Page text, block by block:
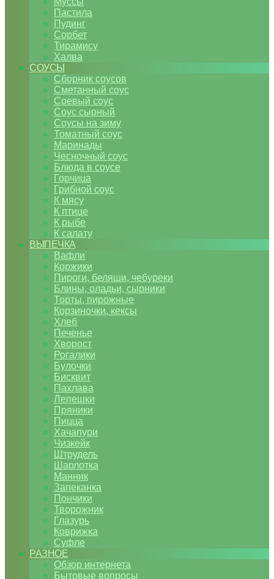
Пастила
Пудинг
Сорбет
Тирамису
Халва
СОУСЫ
Сборник соусов
Сметанный соус
Соевый соус
Соус сырный
Соусы на зиму
Томатный соус
Маринады
Чесночный соус
Блюда в соусе
Горчица
Грибной соус
К мясу
К птице
К рыбе
К салату
ВЫПЕЧКА
Вафли
Коржики
Пироги, беляши, чебуреки
Блины, оладьи, сырники
Торты, пирожные
Корзиночки, кексы
Хлеб
Печенье
Хворост
Рогалики
Булочки
Бисквит
Пахлава
Лепешки
Пряники
Пицца
Хачапури
Чизкейк
Штрудель
Шарлотка
Манник
Запеканка
Пончики
Творожник
Глазурь
Коврижка
Суфле
РАЗНОЕ
Обзор интернета
Бытовые вопросы